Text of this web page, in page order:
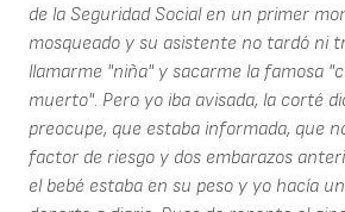
de la Seguridad Social en un primer
mosqueado y su asistente no tardó ni
llamarme "niña" y sacarme la famosa
muerto". Pero yo iba avisada, la corté
preocupe, que estaba informada, que
factor de riesgo y dos embarazos
el bebé estaba en su peso y yo hacía